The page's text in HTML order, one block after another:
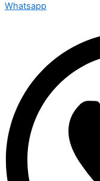
Whatsapp